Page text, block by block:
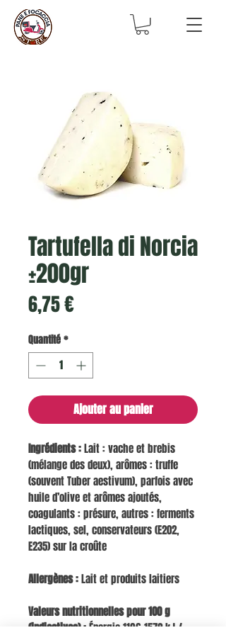
Tartufella di Norcia
±200gr
6,75 €Prix
Quantité*
Ajouter au panier
Ingrédients :Lait : vache et brebis
(mélange des deux), arômes : truffe
(souvent Tuber aestivum), parfois avec
huile d’olive et arômes ajoutés,
coagulants : présure, autres : ferments
lactiques, sel, conservateurs (E202,
E235) sur la croûte
Allergènes :Lait et produits laitiers
Valeurs nutritionnelles pour 100 g
(indicatives) :Énergie 1196-1572 kJ /